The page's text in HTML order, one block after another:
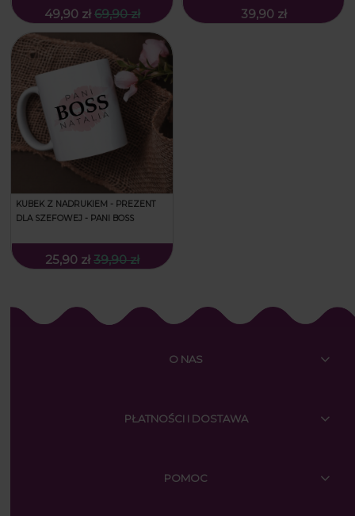
49,90 zł 69,90 zł 39,90 zł
KUBEK Z NADRUKIEM - PREZENT
DLA SZEFOWEJ - PANI BOSS
25,90 zł 39,90 zł
O NAS
PŁATNOŚCI I DOSTAWA
POMOC